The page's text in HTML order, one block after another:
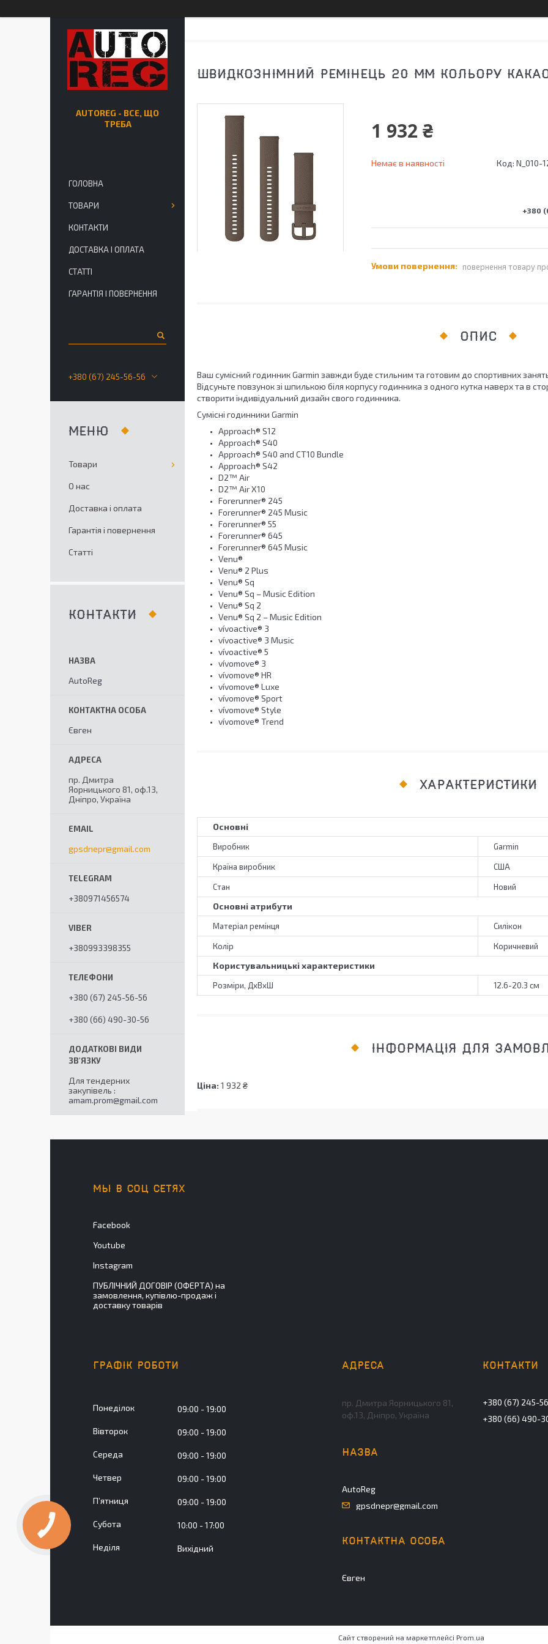
ШВИДКОЗНІМНИЙ РЕМІНЕЦЬ 20 ММ КОЛЬОРУ
1 932 ₴
Немає в наявності Код: N_010-
+380
повернення товару
ОПИС
Ваш сумісний годинник Garmin завжди буде стильним та готовим до спортивних
Відсуньте повзунок зі шпилькою біля корпусу годинника з одного кутка наверх та в
створити індивідуальний дизайн свого годинника.
Сумісні годинники Garmin
Approach® S12
Approach® S40
Approach® S40 and CT10 Bundle
Approach® S42
D2™ Air
D2™ Air X10
Forerunner® 245
Forerunner® 245 Music
Forerunner® 55
Forerunner® 645
Forerunner® 645 Music
Venu®
Venu® 2 Plus
Venu® Sq
Venu® Sq – Music Edition
Venu® Sq 2
Venu® Sq 2 – Music Edition
vívoactive® 3
vívoactive® 3 Music
vívoactive® 5
vívomove® 3
vívomove® HR
vívomove® Luxe
vívomove® Sport
vívomove® Style
vívomove® Trend
ХАРАКТЕРИСТИКИ
Основні
Виробник Garmin
Країна виробник США
Стан Новий
Основні атрибути
Матеріал ремінця Силікон
Колір Коричневий
Користувальницькі характеристики
Розміри, ДхВхШ 12.6-20.3 см
ІНФОРМАЦІЯ ДЛЯ
Ціна: 1 932 ₴
AUTOREG - ВСЕ, ЩО
ТРЕБА
ГОЛОВНА
ТОВАРИ
КОНТАКТИ
ДОСТАВКА І ОПЛАТА
СТАТТІ
ГАРАНТІЯ І ПОВЕРНЕННЯ
+380 (67) 245-56-56
Товари
О нас
Доставка і оплата
Гарантія і повернення
Статті
КОНТАКТИ
AutoReg
Євген
пр. Дмитра
Яорницького 81, оф.13,
Дніпро, Україна
gpsdnepr@gmail.com
+380971456574
+380993398355
+380 (67) 245-56-56
+380 (66) 490-30-56
Для тендерних
закупівель
amam.prom@gmail.com
МЫ В СОЦ СЕТЯХ
Facebook
Youtube
Instagram
ПУБЛІЧНИЙ ДОГОВІР (ОФЕРТА) на
замовлення, купівлю-продаж і
доставку товарів
ГРАФІК РОБОТИ
Понеділок 09:00 19:00
Вівторок 09:00 19:00
Середа 09:00 19:00
Четвер 09:00 19:00
Пʼятниця 09:00 19:00
Субота 10:00 17:00
Неділя Вихідний
пр. Дмитра Яорницького 81,
оф.13, Дніпро, Україна
AutoReg
gpsdnepr@gmail.com
Євген
+380 (67) 245-
+380 (66) 490-
Сайт створений на маркетплейсі Prom.ua